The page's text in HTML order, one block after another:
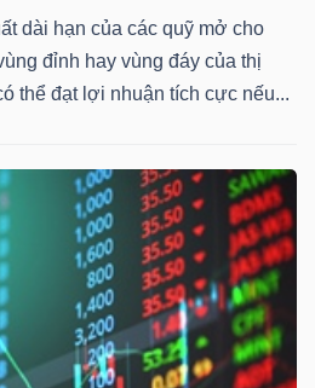
dài hạn của các quỹ mở cho
đỉnh hay vùng đáy của thị
thể đạt lợi nhuận tích cực nếu...